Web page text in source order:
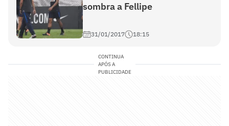
sombra a Fellipe
31/01/2017 18:15
CONTINUA
APÓS A
PUBLICIDADE